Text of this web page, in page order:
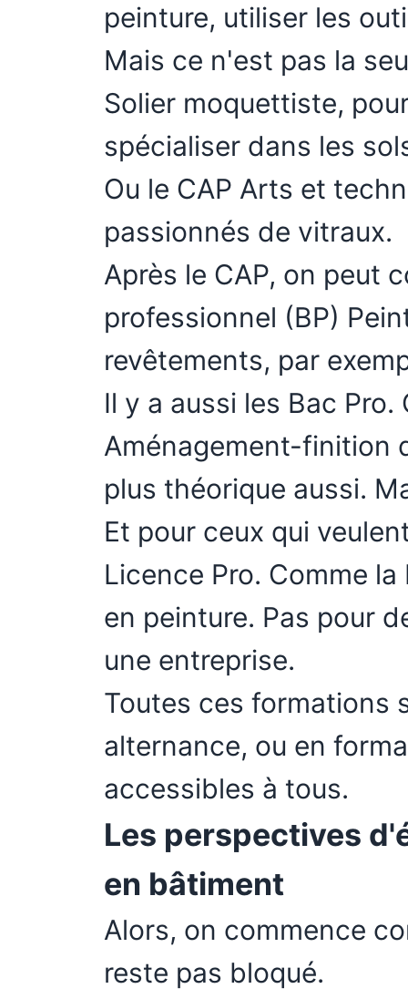
peinture, utiliser les
Mais ce n'est pas la
Solier moquettiste,
spécialiser dans les
Ou le CAP Arts et
passionnés de vitraux.
Après le CAP, on peut
professionnel (BP)
revêtements, par
Il y a aussi les Bac Pro.
Aménagement-finition
plus théorique aussi.
Et pour ceux qui
Licence Pro. Comme
en peinture. Pas pour
une entreprise.
Toutes ces formations
alternance, ou en
accessibles à tous.
Les perspectives
en bâtiment
Alors, on commence
reste pas bloqué.